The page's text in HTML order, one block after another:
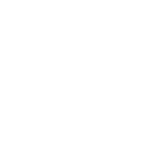
Pro Classic